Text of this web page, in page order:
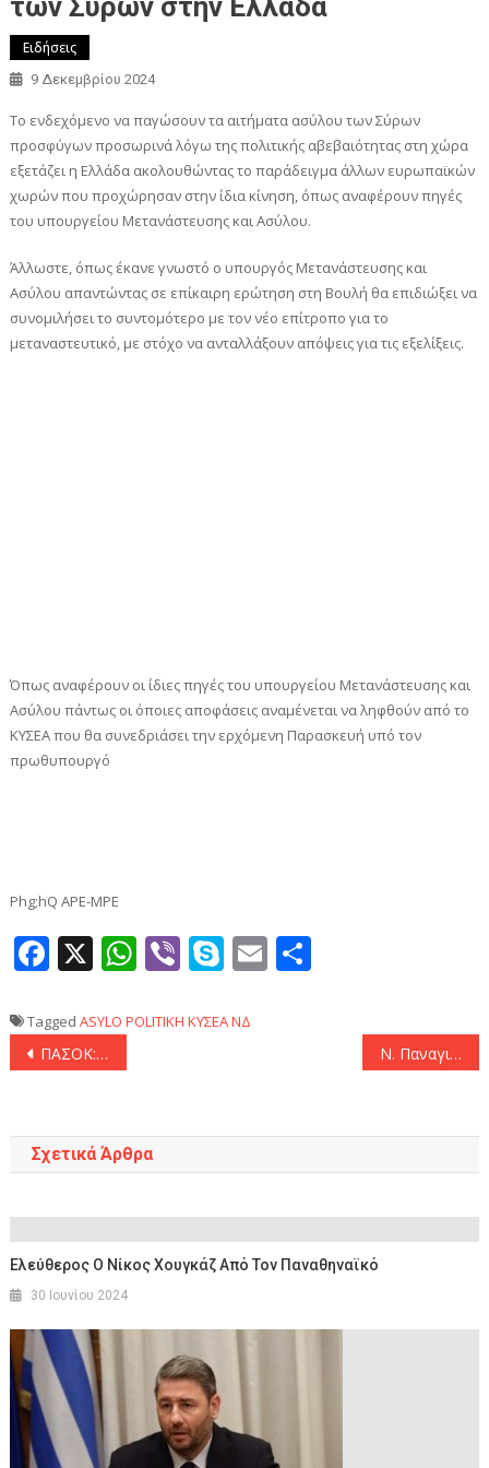
των Σύρων στην Ελλάδα
Ειδήσεις
9 Δεκεμβρίου 2024
Το ενδεχόμενο να παγώσουν τα αιτήματα ασύλου των Σύρων
προσφύγων προσωρινά λόγω της πολιτικής αβεβαιότητας στη χώρα
εξετάζει η Ελλάδα ακολουθώντας το παράδειγμα άλλων ευρωπαϊκών
χωρών που προχώρησαν στην ίδια κίνηση, όπως αναφέρουν πηγές
του υπουργείου Μετανάστευσης και Ασύλου.
Άλλωστε, όπως έκανε γνωστό ο υπουργός Μετανάστευσης και
Ασύλου απαντώντας σε επίκαιρη ερώτηση στη Βουλή θα επιδιώξει να
συνομιλήσει το συντομότερο με τον νέο επίτροπο για το
μεταναστευτικό, με στόχο να ανταλλάξουν απόψεις για τις εξελίξεις.
Όπως αναφέρουν οι ίδιες πηγές του υπουργείου Μετανάστευσης και
Ασύλου πάντως οι όποιες αποφάσεις αναμένεται να ληφθούν από το
ΚΥΣΕΑ που θα συνεδριάσει την ερχόμενη Παρασκευή υπό τον
πρωθυπουργό
Phg;hQ APE-MPE
Facebook
X WhatsApp
ViberSkype
Email
Tagged ASYLO POLITIKH ΚΥΣΕΑΝΔ
Πλοήγηση
ΠΑΣΟΚ: «Τη δεδομένη στιγμή το μείζον είναι η κοινοβουλευτική μάχη του Προϋπολογισμού» Ν. Παναγιωτόπουλος: «Επαφές με ΕΕ για εκτίμηση της νέας κατάστασης στη Συρία»
Σχετικά Άρθρα
Ελεύθερος Ο Νίκος Χουγκάζ Από Τον Παναθηναϊκό
30 Ιουνίου 2024